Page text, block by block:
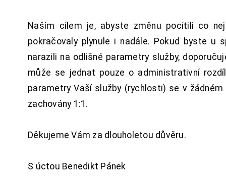
Naším cílem je, abyste změnu pocítili co
pokračovaly plynule i nadále. Pokud byste u
narazili na odlišné parametry služby,
může se jednat pouze o administrativní
parametry Vaší služby (rychlosti) se v
zachovány 1:1.
Děkujeme Vám za dlouholetou důvěru.
S úctou Benedikt Pánek